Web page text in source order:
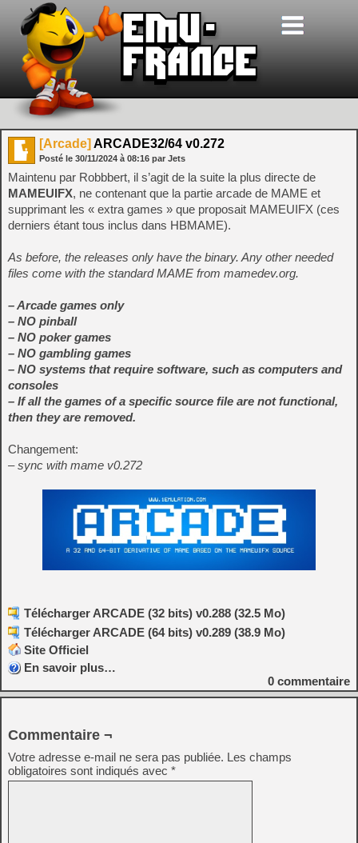
[Arcade] ARCADE32/64 v0.272
Posté le 30/11/2024 à 08:16 par Jets
Maintenu par Robbbert, il s’agit de la suite la plus directe de
MAMEUIFX, ne contenant que la partie arcade de MAME et
supprimant les « extra games » que proposait MAMEUIFX (ces
derniers étant tous inclus dans HBMAME).
As before, the releases only have the binary. Any other needed
files come with the standard MAME from mamedev.org.
– Arcade games only
– NO pinball
– NO poker games
– NO gambling games
– NO systems that require software, such as computers and
consoles
– If all the games of a specific source file are not functional,
then they are removed.
Changement:
– sync with mame v0.272
Télécharger ARCADE (32 bits) v0.288 (32.5 Mo)
Télécharger ARCADE (64 bits) v0.289 (38.9 Mo)
Site Officiel
En savoir plus…
0 commentaire
Commentaire ¬
Votre adresse e-mail ne sera pas publiée. Les champs
obligatoires sont indiqués avec *